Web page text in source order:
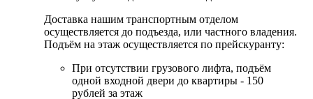
Доставка нашим транспортным отделом
осуществляется до подъезда, или частного владения.
Подъём на этаж осуществляется по прейскуранту:
При отсутствии грузового лифта, подъём
одной входной двери до квартиры - 150
рублей за этаж